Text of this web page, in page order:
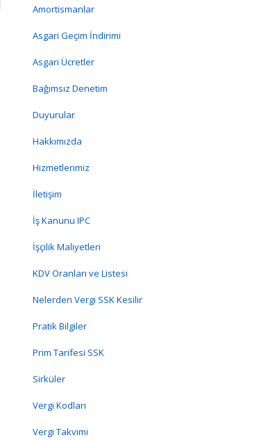
Amortismanlar
Asgari Geçim İndirimi
Asgari Ücretler
Bağımsız Denetim
Duyurular
Hakkımızda
Hizmetlerimiz
İletişim
İş Kanunu IPC
İşçilik Maliyetleri
KDV Oranları ve Listesi
Nelerden Vergi SSK Kesilir
Pratik Bilgiler
Prim Tarifesi SSK
Sirküler
Vergi Kodları
Vergi Takvimi